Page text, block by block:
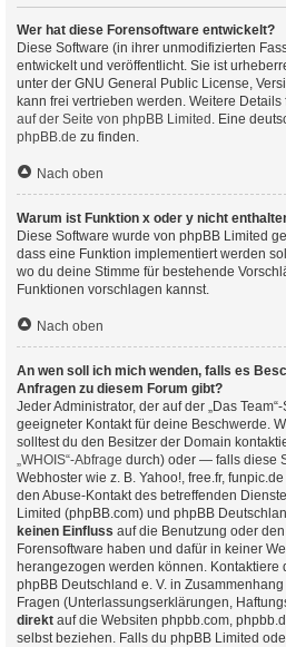
Wer hat diese Forensoftware entwickelt?
Diese Software (in ihrer unmodifizierten
entwickelt und veröffentlicht. Sie ist
unter der GNU General Public License,
kann frei vertrieben werden. Weitere Details
auf der Seite von phpBB Limited . Eine
phpBB.de zu finden.
Nach oben
Warum ist Funktion x oder y nicht
Diese Software wurde von phpBB Limited
dass eine Funktion implementiert werden
wo du deine Stimme für bestehende
Funktionen vorschlagen kannst.
Nach oben
An wen soll ich mich wenden, falls es
Anfragen zu diesem Forum gibt?
Jeder Administrator, der auf der „Das
geeigneter Kontakt für deine Beschwerde.
solltest du den Besitzer der Domain
„WHOIS“-Abfrage durch) oder — falls diese
Webhoster wie z. B. Yahoo!, free.fr,
den Abuse-Kontakt des betreffenden
Limited (phpBB.com) und phpBB
keinen Einfluss auf die Benutzung oder
Forensoftware haben und dafür in keiner
herangezogen werden können.
phpBB Deutschland e. V. in
Fragen (Unterlassungserklärungen,
direkt auf die Websiten phpbb.com,
selbst beziehen. Falls du phpBB Limited